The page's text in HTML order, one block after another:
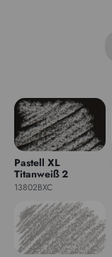
Pastell XL
Titanweiß 2
13802BXC